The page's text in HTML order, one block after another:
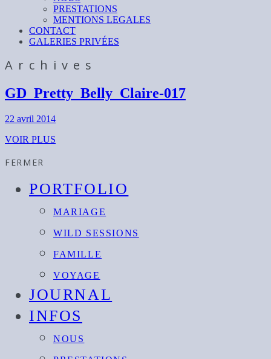
PRESTATIONS
MENTIONS LEGALES
CONTACT
GALERIES PRIVÉES
Archives
GD_Pretty_Belly_Claire-017
22 avril 2014
VOIR PLUS
FERMER
PORTFOLIO
MARIAGE
WILD SESSIONS
FAMILLE
VOYAGE
JOURNAL
INFOS
NOUS